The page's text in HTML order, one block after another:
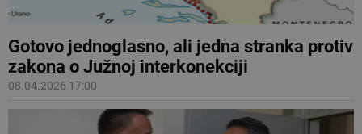
Gotovo jednoglasno, ali jedna stranka protiv
zakona o Južnoj interkonekciji
08.04.2026 17:00